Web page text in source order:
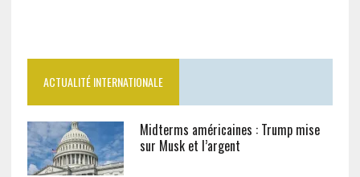
ACTUALITÉ INTERNATIONALE
Midterms américaines : Trump mise
sur Musk et l’argent